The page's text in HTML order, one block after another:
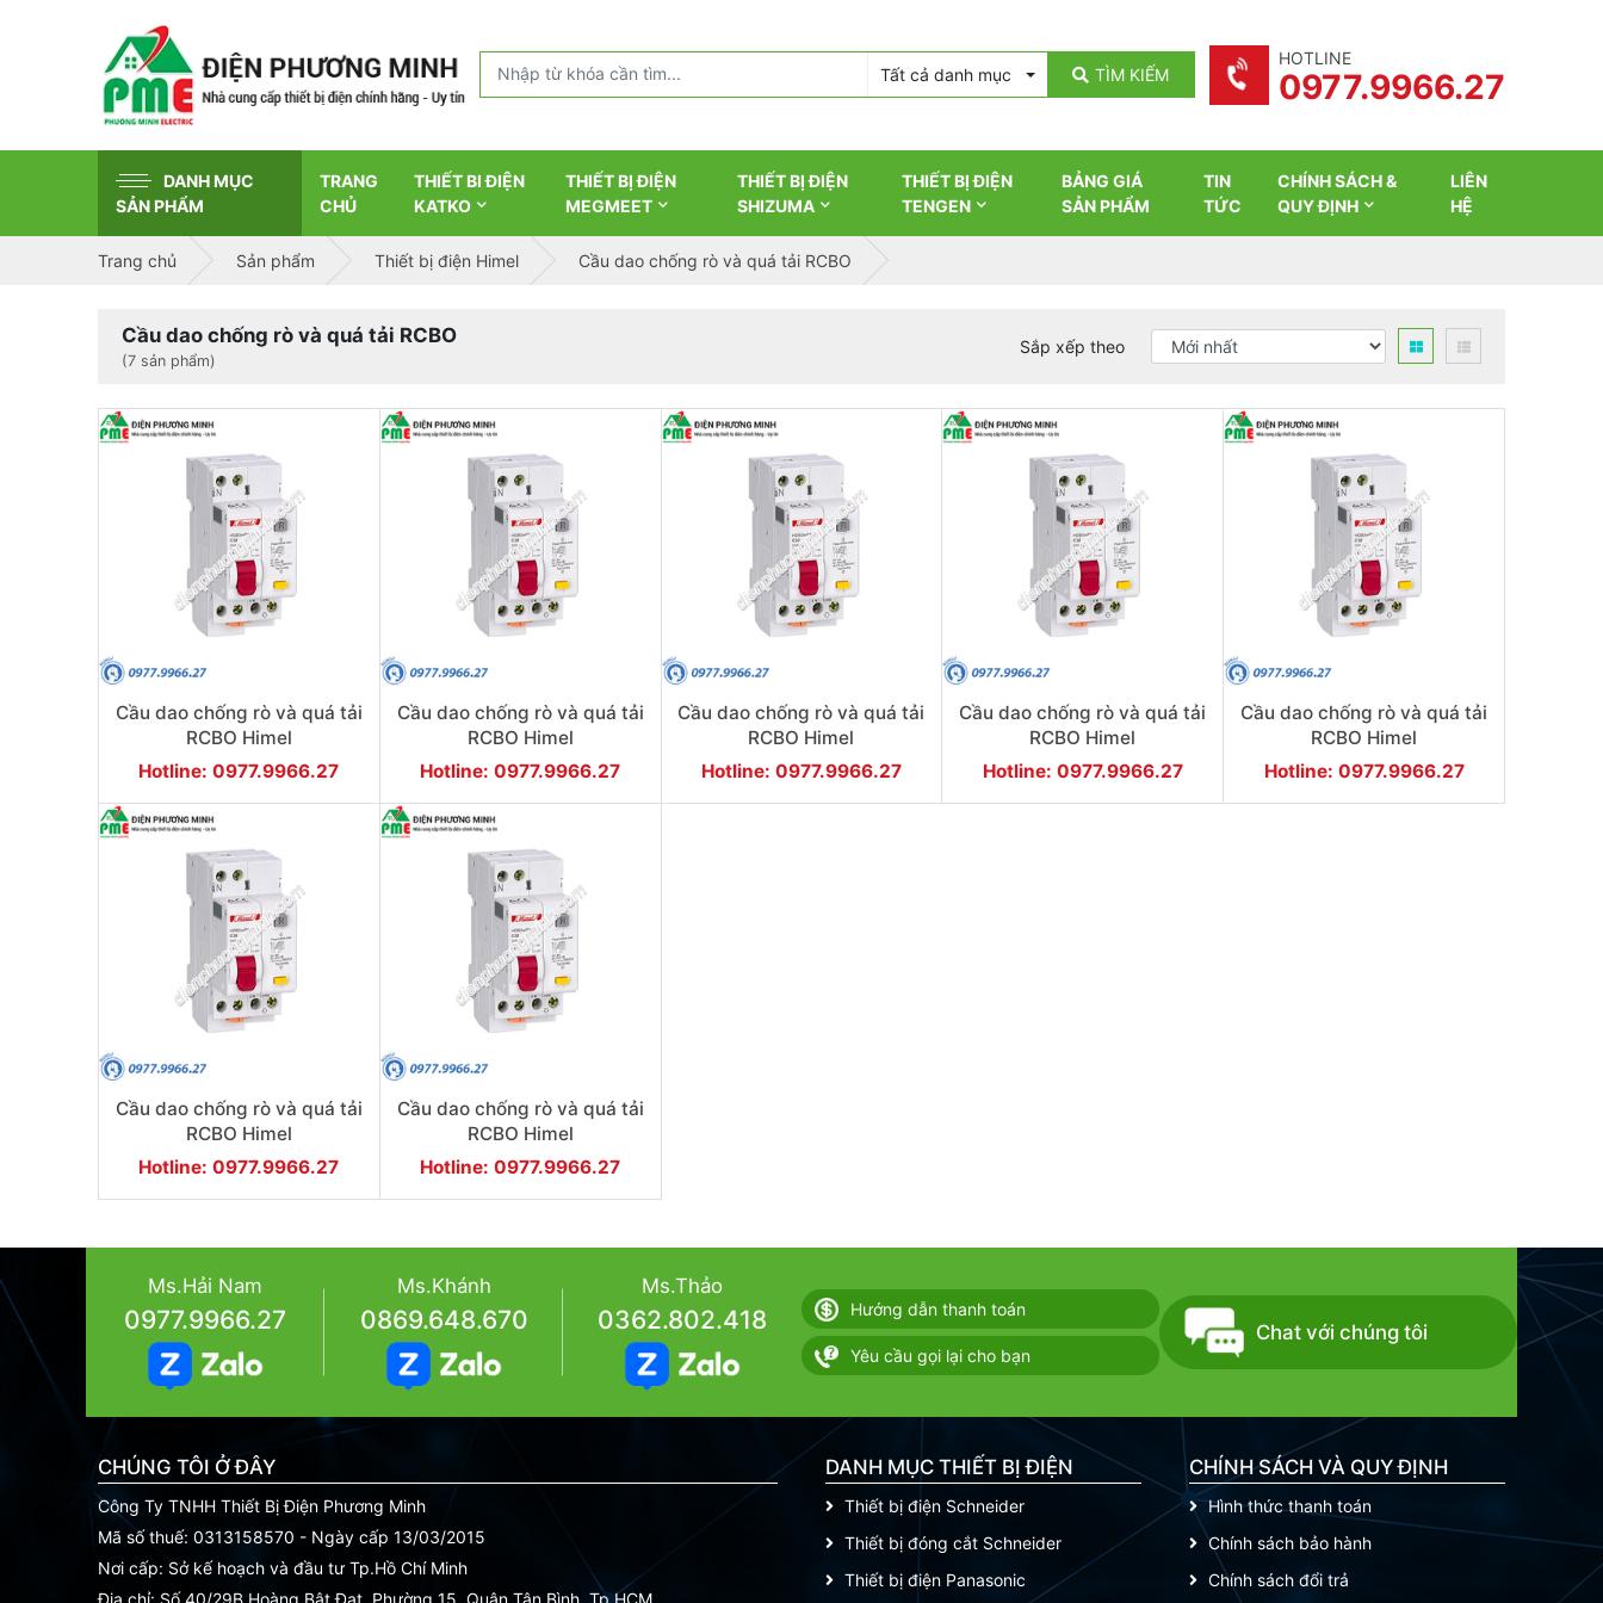
Tất cả danh mục TÌM KIẾM
HOTLINE
0977.9966.27
DANH MỤC
SẢN PHẨM
TRANG
CHỦ
THIẾT BI ĐIỆN
KATKO
THIẾT BỊ ĐIỆN
MEGMEET
THIẾT BỊ ĐIỆN
SHIZUMA
THIẾT BỊ ĐIỆN
TENGEN
BẢNG GIÁ
SẢN PHẨM
TIN
TỨC
CHÍNH SÁCH &
QUY ĐỊNH
LIÊN
HỆ
Trang chủ Sản phẩm Thiết bị điện Himel Cầu dao chống rò và quá tải RCBO
Cầu dao chống rò và quá tải RCBO
(7 sản phẩm)
Sắp xếp theo
Cầu dao chống rò và quá tải
RCBO Himel
HDB3WLEN1C63 1P+N 63A
Hotline: 0977.9966.27
Cầu dao chống rò và quá tải
RCBO Himel
HDB3WLEN1C50 1P+N 50A
Hotline: 0977.9966.27
Cầu dao chống rò và quá tải
RCBO Himel
HDB3wPLEC40 1P+N 40A
Hotline: 0977.9966.27
Cầu dao chống rò và quá tải
RCBO Himel
HDB3wPLEC32 1P+N 32A
Hotline: 0977.9966.27
Cầu dao chống rò và quá tải
RCBO Himel
HDB3wPLEC25 1P+N 25A
Hotline: 0977.9966.27
Cầu dao chống rò và quá tải
RCBO Himel
HDB3wPLEC20 1P+N 20A
Hotline: 0977.9966.27
Cầu dao chống rò và quá tải
RCBO Himel
HDB3WPLEC16 1P+N 16A
Hotline: 0977.9966.27
Ms.Hải Nam
0977.9966.27
Ms.Khánh
0869.648.670
Ms.Thảo
0362.802.418 Hướng dẫn thanh toán
Yêu cầu gọi lại cho bạn
Chat với chúng tôi
CHÚNG TÔI Ở ĐÂY
Công Ty TNHH Thiết Bị Điện Phương Minh
Mã số thuế: 0313158570 - Ngày cấp 13/03/2015
Nơi cấp: Sở kế hoạch và đầu tư Tp.Hồ Chí Minh
DANH MỤC THIẾT BỊ ĐIỆN
Thiết bị điện Schneider
Thiết bị đóng cắt Schneider
Thiết bị điện Panasonic
CHÍNH SÁCH VÀ QUY ĐỊNH
Hình thức thanh toán
Chính sách bảo hành
Chính sách đổi trả